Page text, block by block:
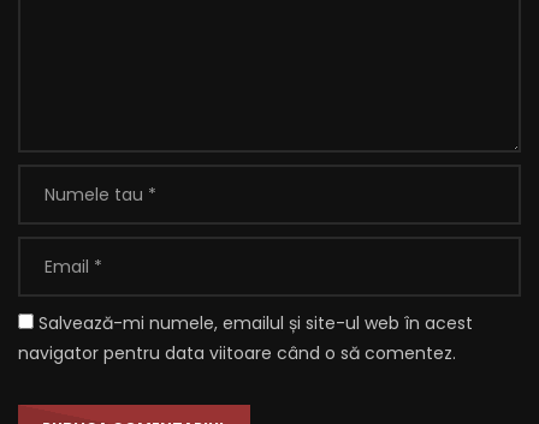
Salvează-mi numele, emailul și site-ul web în acest
navigator pentru data viitoare când o să comentez.